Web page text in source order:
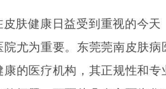
皮肤健康日益受到重视的今天
院尤为重要。东莞莞南皮肤
康的医疗机构，其正规性和